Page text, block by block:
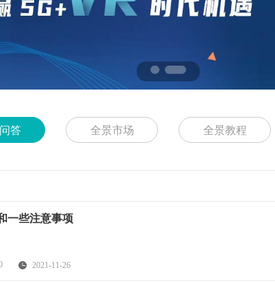
答 全景市场 全景教程
一些注意事项
2021-11-26